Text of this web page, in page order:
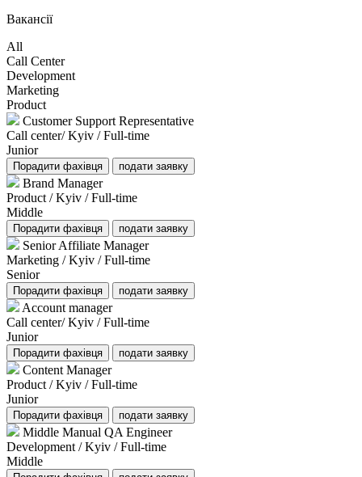
Вакансії
All
Call Center
Development
Marketing
Product
Customer Support Representative
Call center/ Kyiv / Full-time
Junior
Порадити фахівця подати заявку
Brand Manager
Product / Kyiv / Full-time
Middle
Порадити фахівця подати заявку
Senior Affiliate Manager
Marketing / Kyiv / Full-time
Senior
Порадити фахівця подати заявку
Account manager
Call center/ Kyiv / Full-time
Junior
Порадити фахівця подати заявку
Content Manager
Product / Kyiv / Full-time
Junior
Порадити фахівця подати заявку
Middle Manual QA Engineer
Development / Kyiv / Full-time
Middle